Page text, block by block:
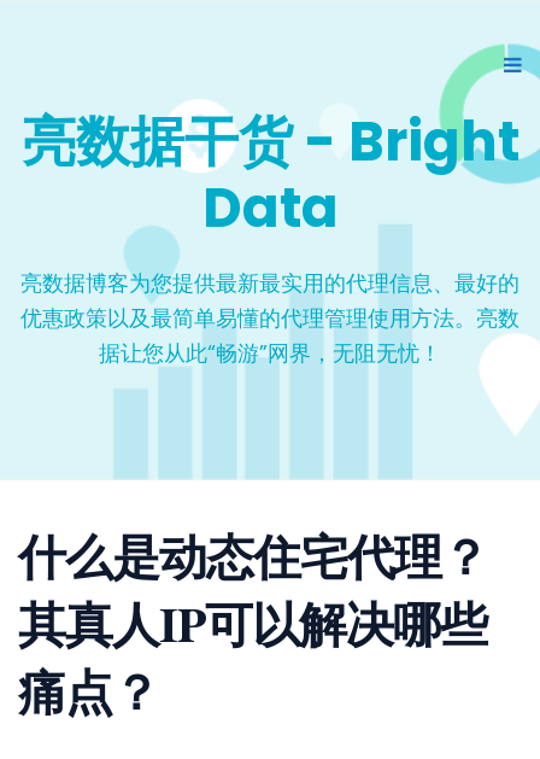
亮数据干货 - Bright
Data
亮数据博客为您提供最新最实用的代理信息、最好的
优惠政策以及最简单易懂的代理管理使用方法。亮数
据让您从此“畅游”网界，无阻无忧！
什么是动态住宅代理？
其真人IP可以解决哪些
痛点？